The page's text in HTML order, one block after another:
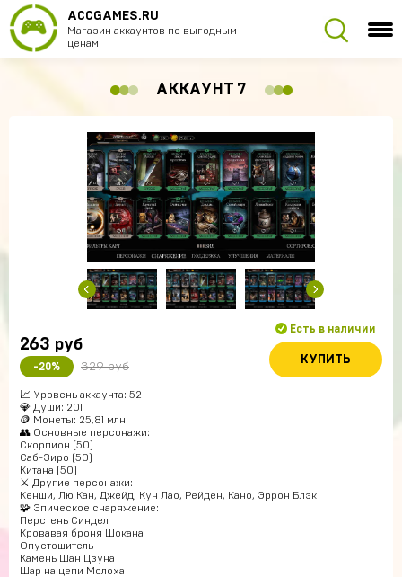
ACCGAMES.RU
Магазин аккаунтов по выгодным
ценам
АККАУНТ 7
263 руб
-20% 329 руб
Есть в наличии
КУПИТЬ
📈 Уровень аккаунта: 52
💎 Души: 201
🪙 Монеты: 25,81 млн
👥 Основные персонажи:
Скорпион (50)
Саб-Зиро (50)
Китана (50)
⚔️ Другие персонажи:
Кенши, Лю Кан, Джейд, Кун Лао, Рейден, Кано, Эррон Блэк
🧩 Эпическое снаряжение:
Перстень Синдел
Кровавая броня Шокана
Опустошитель
Камень Шан Цзуна
Шар на цепи Молоха